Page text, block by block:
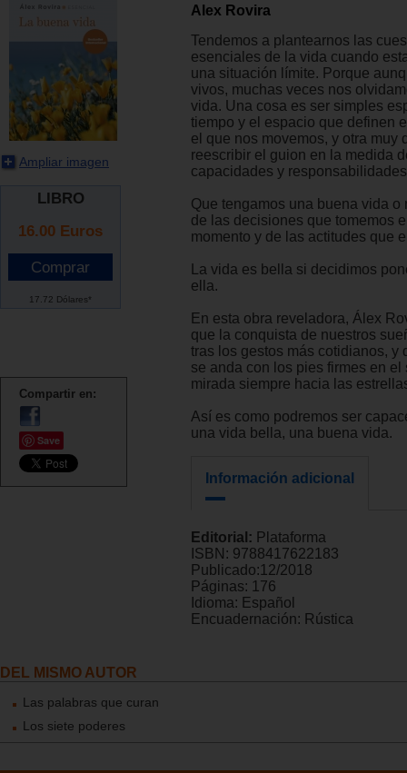
Ampliar imagen
LIBRO
16.00 Euros
17.72 Dólares*
Compartir en:
Save
Alex Rovira
Tendemos a plantearnos las
esenciales de la vida cuando
una situación límite. Porque
vivos, muchas veces nos
vida. Una cosa es ser simples
tiempo y el espacio que definen
el que nos movemos, y otra muy
reescribir el guion en la medida
capacidades y
Que tengamos una buena vida o
de las decisiones que tomemos
momento y de las actitudes que
La vida es bella si decidimos
ella.
En esta obra reveladora, Álex
que la conquista de nuestros
tras los gestos más cotidianos, y
se anda con los pies firmes en el
mirada siempre hacia las
Así es como podremos ser
una vida bella, una buena vida.
Información adicional
Editorial: Plataforma
ISBN: 9788417622183
Publicado:12/2018
Páginas: 176
Idioma: Español
Encuadernación: Rústica
DEL MISMO AUTOR
Las palabras que curan
Los siete poderes